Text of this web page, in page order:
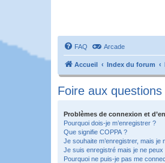
FAQ Arcade
Accueil Index du forum
Foire aux
Problèmes de connexion et
Pourquoi dois-je m’enregistrer ?
Que signifie COPPA ?
Je souhaite m’enregistrer, mais je
Je suis enregistré mais je ne
Pourquoi ne puis-je pas me